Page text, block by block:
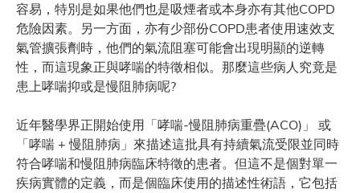
容易，特別是如果他們也是吸煙者或本身亦有其他COPD
危險因素。另一方面，亦有少部份COPD患者使用速效支
氣管擴張劑時，他們的氣流阻塞可能會出現明顯的逆轉
性，而這現象正與哮喘的特徵相似。那麼這些病人究竟是
患上哮喘抑或是慢阻肺病呢?
近年醫學界正開始使用「哮喘-慢阻肺病重疊(ACO)」 或
「哮喘 + 慢阻肺病」來描述這批具有持續氣流受限並同時
符合哮喘和慢阻肺病臨床特徵的患者。但這不是個對單一
疾病實體的定義，而是個臨床使用的描述性術語，它包括